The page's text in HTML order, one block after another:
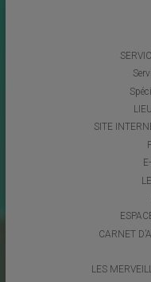
SITE
CARNET
LES